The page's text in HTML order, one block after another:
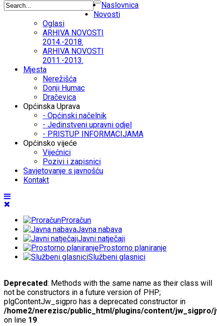
Naslovnica
Novosti
Oglasi
ARHIVA NOVOSTI
2014.-2018.
ARHIVA NOVOSTI
2011.-2013.
Mjesta
Nerežišća
Donji Humac
Dračevica
Općinska Uprava
- Općinski načelnik
- Jedinstveni upravni odjel
- PRISTUP INFORMACIJAMA
Općinsko vijeće
Vijećnici
Pozivi i zapisnici
Savjetovanje s javnošću
Kontakt
Proračun
Javna nabava
Javni natječaji
Prostorno planiranje
Službeni glasnici
Deprecated: Methods with the same name as their class will
not be constructors in a future version of PHP;
plgContentJw_sigpro has a deprecated constructor in
/home2/nerezisc/public_html/plugins/content/jw_sigpro/
on line 19